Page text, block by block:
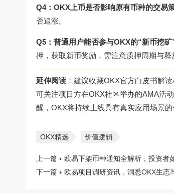
Q4：OKX上币是否影响原有币种的交易
否追涨。
Q5：普通用户能否参与OKX的“新币挖矿
押，获取新币奖励，需注意质押周期与释
延伸阅读 ：建议收藏OKX官方白皮书解
可关注项目方在OKX社区举办的AMA活
醒，OKX将持续上线具有真实应用场景
OKX精选 价值逻辑
上一篇
欧易下架币种通知全解析，投资者
下一篇
欧易项目调研资讯，洞悉OKX生态